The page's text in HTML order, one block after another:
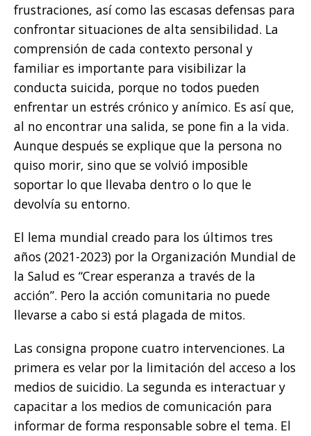
frustraciones, así como las escasas defensas para
confrontar situaciones de alta sensibilidad. La
comprensión de cada contexto personal y
familiar es importante para visibilizar la
conducta suicida, porque no todos pueden
enfrentar un estrés crónico y anímico. Es así que,
al no encontrar una salida, se pone fin a la vida.
Aunque después se explique que la persona no
quiso morir, sino que se volvió imposible
soportar lo que llevaba dentro o lo que le
devolvía su entorno.
El lema mundial creado para los últimos tres
años (2021-2023) por la Organización Mundial de
la Salud es “Crear esperanza a través de la
acción”. Pero la acción comunitaria no puede
llevarse a cabo si está plagada de mitos.
Las consigna propone cuatro intervenciones. La
primera es velar por la limitación del acceso a los
medios de suicidio. La segunda es interactuar y
capacitar a los medios de comunicación para
informar de forma responsable sobre el tema. El